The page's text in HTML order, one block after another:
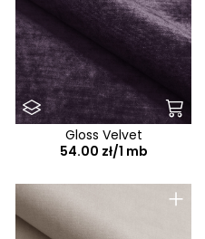
Gloss Velvet
54.00 zł/1 mb
+